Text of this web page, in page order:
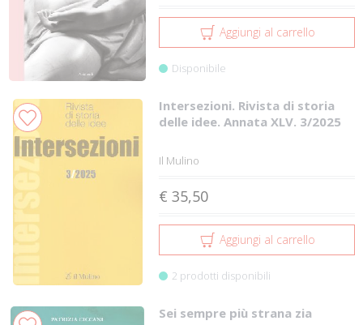
Aggiungi al carrello
Disponibile
Intersezioni. Rivista di storia
delle idee. Annata XLV. 3/2025
Il Mulino
€ 35,50
Aggiungi al carrello
2 prodotti disponibili
Sei sempre più strana zia